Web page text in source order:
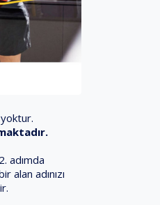
adımda
alan adınızı